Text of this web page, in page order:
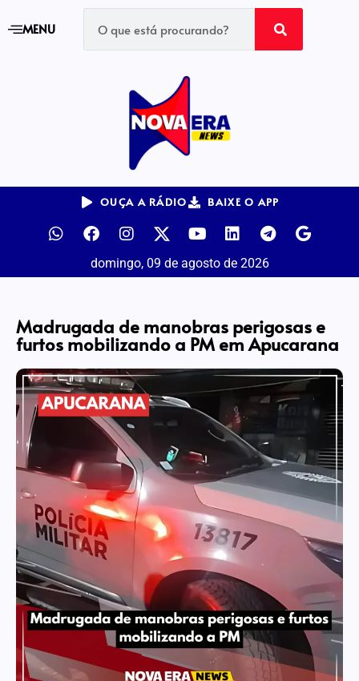
MENU
OUÇA A RÁDIO BAIXE O APP
domingo, 09 de agosto de 2026
Madrugada de manobras perigosas e
furtos mobilizando a PM em Apucarana